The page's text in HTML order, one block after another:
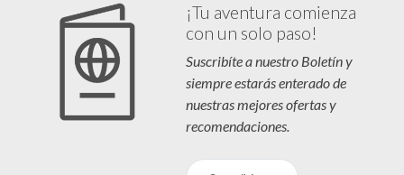
¡Tu aventura comienza
con un solo paso!
Suscribíte a nuestro Boletín y
siempre estarás enterado de
nuestras mejores ofertas y
recomendaciones.